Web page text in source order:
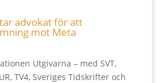
advokat för att
mot Meta
Utgivarna – med SVT,
TV4, Sveriges Tidskrifter och